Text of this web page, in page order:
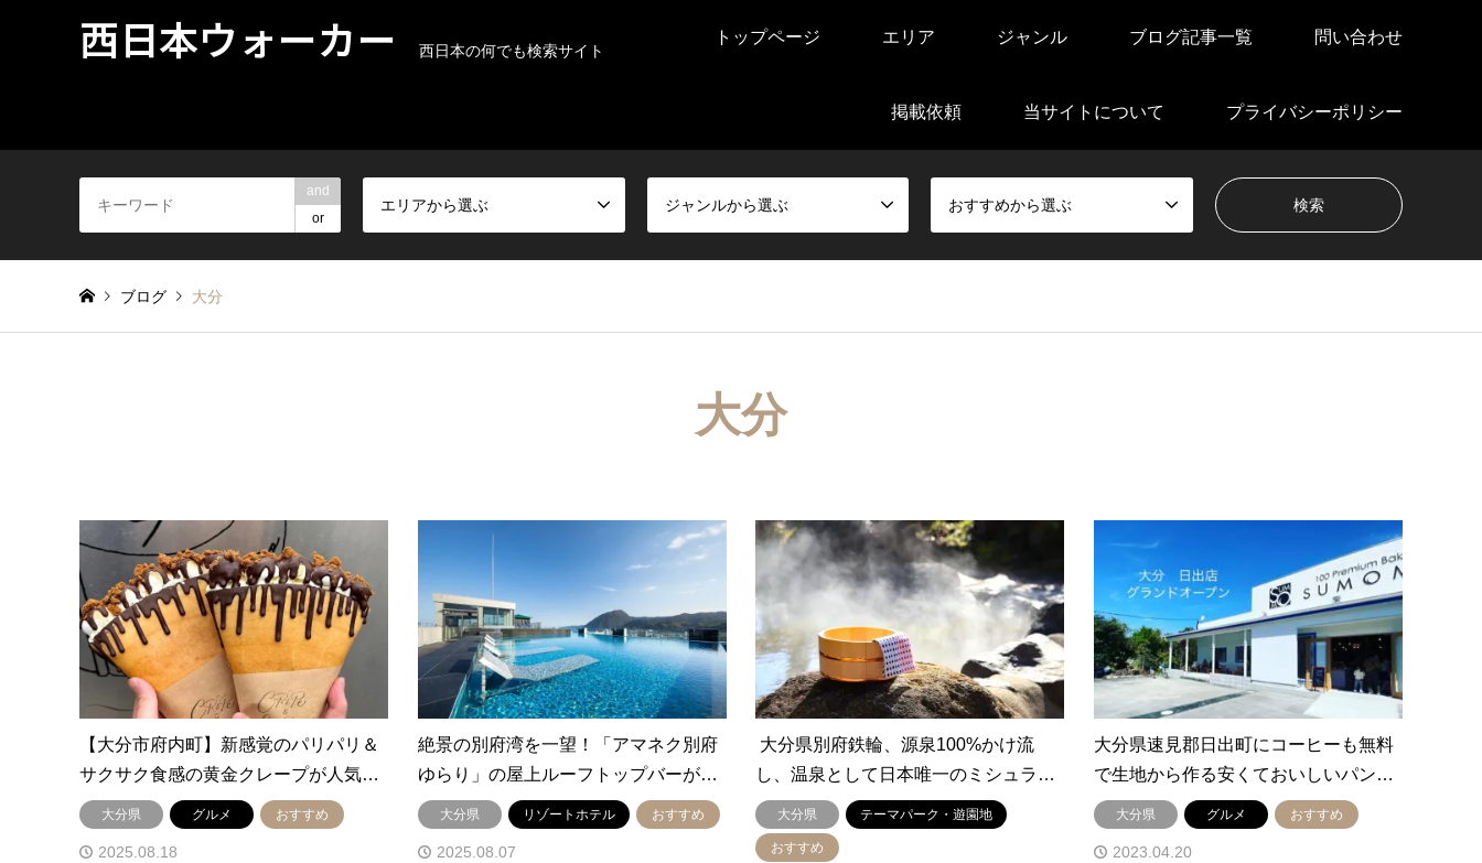
西日本ウォーカー 西日本の何でも検索サイト
トップページ エリア ジャンル ブログ記事一覧 問い合わせ
掲載依頼 当サイトについて プライバシーポリシー
and
or
エリアから選ぶ ジャンルから選ぶ おすすめから選ぶ
ブログ 大分
大分
【大分市府内町】新感覚のパリパリ＆
サクサク食感の黄金クレープが人気…
大分県 グルメ おすすめ
2025.08.18
絶景の別府湾を一望！「アマネク別府
ゆらり」の屋上ルーフトップバーが…
大分県 リゾートホテル おすすめ
2025.08.07
大分県別府鉄輪、源泉100%かけ流
し、温泉として日本唯一のミシュラ…
大分県 テーマパーク・遊園地
おすすめ
大分県速見郡日出町にコーヒーも無料
で生地から作る安くておいしいパン…
大分県 グルメ おすすめ
2023.04.20